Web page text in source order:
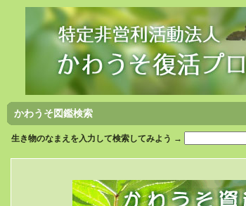
かわうそ図鑑検索
生き物のなまえを入力して検索してみよう →